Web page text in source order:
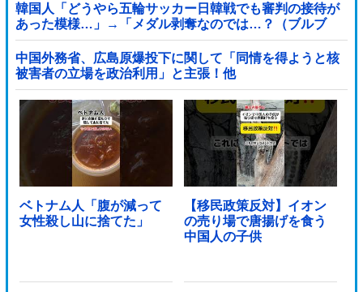
韓国人「どうやら五輪サッカー日韓戦でも審判の接待が
あった模様…」→「メダル剥奪なのでは…？（ブルブ
ル」＝韓国の反応
中国外務省、広島原爆投下に関して「同情を得ようと核
被害者の立場を政治利用」と主張！他
ベトナム人「腹が減って
女性殺し山に捨てた」
【移民政策反対】イオン
の売り場で唐揚げを食う
中国人の子供